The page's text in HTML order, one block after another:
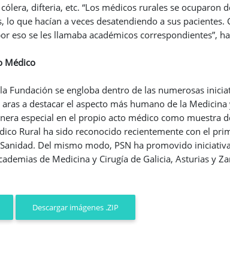
difteria, etc. “Los médicos rurales se ocuparon
que hacían a veces desatendiendo a sus
eso se les llamaba académicos correspondientes”,
Médico
Fundación se engloba dentro de las numerosas
a destacar el aspecto más humano de la
especial en el propio acto médico como muestra
Rural ha sido reconocido recientemente con el
Del mismo modo, PSN ha promovido
de Medicina y Cirugía de Galicia, Asturias y
Descargar imágenes .ZIP